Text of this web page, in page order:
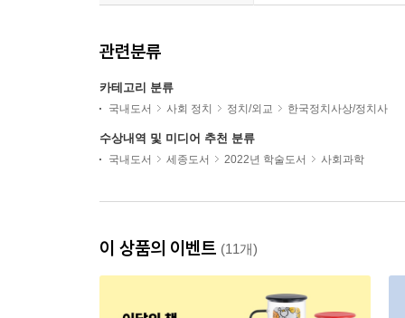
관련분류
카테고리 분류
국내도서 사회 정치 정치/외교 한국정치사상/정치사
수상내역 및 미디어 추천 분류
국내도서 세종도서 2022년 학술도서 사회과학
이 상품의 이벤트 (11개)